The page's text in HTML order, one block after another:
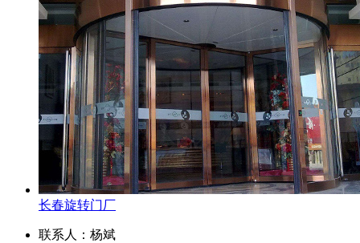
长春旋转门厂
联系人：杨斌